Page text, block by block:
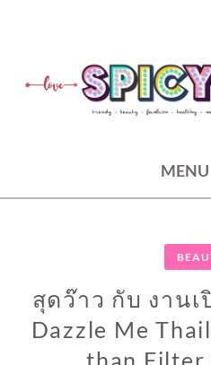
content
MENU
สุดว๊าว กับ งาน
Dazzle Me
than Filter